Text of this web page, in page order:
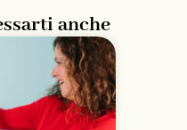
anche